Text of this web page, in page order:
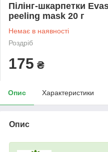
Пілінг-шкарпетки
peeling mask 20 г
Немає в наявності
Роздріб
175 ₴
Опис Характеристики
Опис